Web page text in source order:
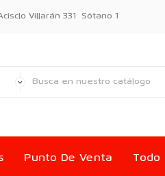
Villarán 331 Sótano 1
Punto De Venta Todo